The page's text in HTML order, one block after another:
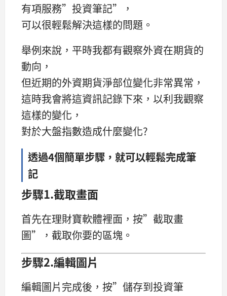
有項服務”投資筆記”，
可以很輕鬆解決這樣的問題。
舉例來說，平時我都有觀察外資在期貨的
動向，
但近期的外資期貨淨部位變化非常異常，
這時我會將這資訊記錄下來，以利我觀察
這樣的變化，
對於大盤指數造成什麼變化?
透過4個簡單步驟，就可以輕鬆完成筆
記
步驟1.截取畫面
首先在理財寶軟體裡面，按”截取畫
圖”，截取你要的區塊。
步驟2.編輯圖片
編輯圖片完成後，按”儲存到投資筆